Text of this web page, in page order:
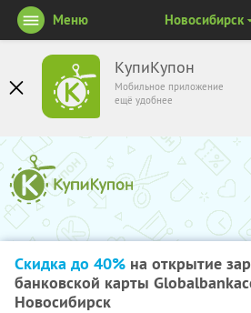
КупиКупон
Мобильное приложение
ещё удобнее
Меню Новосибирск
Скидка до 40% на открытие
банковской карты
Новосибирск